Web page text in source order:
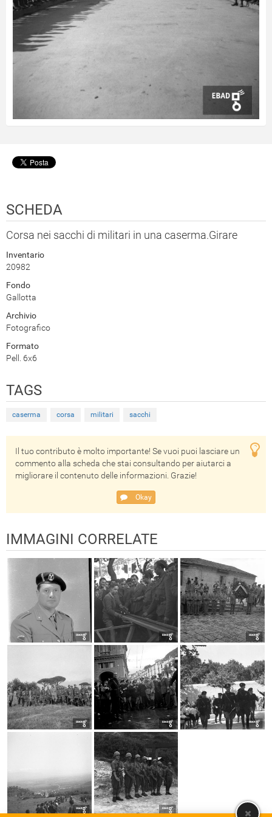
SCHEDA
Corsa nei sacchi di militari in una caserma.Girare
Inventario
20982
Fondo
Gallotta
Archivio
Fotografico
Formato
Pell. 6x6
TAGS
caserma corsa militari sacchi
Il tuo contributo è molto importante! Se vuoi puoi lasciare un
commento alla scheda che stai consultando per aiutarci a
migliorare il contenuto delle informazioni. Grazie!
Okay
IMMAGINI CORRELATE